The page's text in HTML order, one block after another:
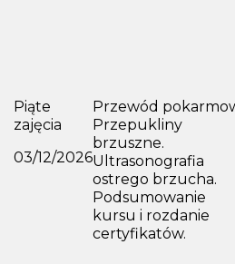
Piąte
zajęcia
03/12/2026
Przewód
Przepukliny
brzuszne.
Ultrasonografia
ostrego brzucha.
Podsumowanie
kursu i rozdanie
certyfikatów.